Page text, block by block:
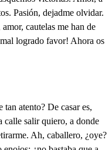
Dos penas padeciendo, desdichada, estoy. La una, en verme conquistada, y del Duque querida, según me encareció celoso amante; la otra, que me asusta más la vida, en que mi amor constante sabe el Duque. Amparadme, santos cielos, que en vuestras luces pongo mis consuelos. SALE SERAFINA Y UN CRIADO CON LUZ QUE PONE EN UN BUFETE. Isabel, ¿tú retirada? Ya iba a verte, y darte quejas de tu voluntad ingrata. He estado, hermana, indispuesta y por eso no te he visto; mas mi amor constante llega a tus brazos, deseoso de las glorias que le esperan. De esta vez, mi voluntad más fina amante campea ya que la tuya. ¿La mía merece tanta fineza? (Por apriesa que anduve, no pudo mi diligencia conocer de aquella sombra al alma que la gobierna. Consuelo me den los cielos, aunque nunca se consuela hombre que vive asustado de recelosas sospechas.) ¿Habéis visto al Duque hoy? No, señor. Saber quisiera, ¿por qué excusa el casamiento, que tanto todos desean, de Ricardo y Serafina? Quiere el Duque que en la guerra (ya lo dijo), en mi lugar, haga Ricardo asistencia y no lo quiere casado, para que más libre pueda aventurarle soldado, que casado, será fuerza que el amor de su mujer divertido le detenga. En esto hablé con Ricardo ayer y dio por respuesta que solo al gusto del Duque reduce sus obediencias. Demás, que mejor está en la militar esfera a Ricardo el estar libre, porque bastaba la ausencia de su mujer, para que el alma, de penas llenas, asustada en sus temores, peligrase en sus sospechas, porque la ausencia al amor, villanos sustos fomenta. Otra vez tengo de hablar al Duque. (Las diligencias de mi padre contra mí, van en mis celos envueltas: oh, ruego a amor no se logren.) (Parece, según ordena mi padre mis gustos, que le estoy hablando en mi pena: Oh, ruego a amor que consiga con el duque lo que intenta.) Temerosa el alma noble, ¡oh, cómo prudente acierta! Casar quiere a Serafina, para que corra por cuenta de su esposo ya su honor, que a mi corazón desvela, y como está desvelado, que mucho que atento vea embozados, ¡qué atrevidos mi noble casa pasean! ¡O como bien dijo, quien dijo, que los hijos eran cuidados! Hoy en mis hijas lo notan mis advertencias. Señor, pues que vos gustáis, de que mi pecho se alegra de este casamiento, vamos, hablaremos a su Alteza, y yo como interesado, haré instancia no pequeña con el Duque, hasta que lo que pido nos conceda. (Déjame imaginación, que atrevida me desvelas;) Isabela, escucha a parte. (Turbada el alma se llega.) Ya sabes que vengo tarde a casa, por la asistencia que tengo siempre en Palacio. Ya lo sé. Pues yo quisiera, aunque conozco de ti, que en todo procede cuerda, y que miras por tu casa. (Un susto a otro susto engendra.) Quisiera, perdona. Di, que a tus plantas estoy puesta: (¡qué angustia!) (¡Qué pesadumbre!) Que antes que te recogieras visitaras tus criadas, porque puede ser que sean, no porque lo sepa yo, a tu respeto y decencia poco atentas, y no es bien que en tu casa esto se entienda. Cumpliré lo que me mandas. Con recatada advertencia. (Ya entiendo: si de haber visto Enrico, ¿al Duque recela?) (Con este aviso, mi pecho algo sosegado queda, aunque prevenido siempre:) vamos. (Confusa me deja.) Holgaré que el Duque cumpla lo que nuestro amor intenta. (¡Qué presurosos, qué atentos para mi mal se parean!) (La venida de los gustos es siempre, ¡qué soñolienta!) Aquí están las dos, bien puede llegar, señor, vuestra Alteza, que no estorbará la hermana. (Si t